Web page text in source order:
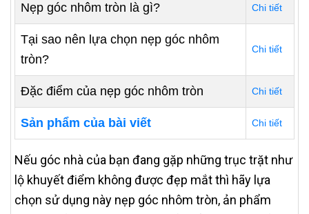
Nẹp góc nhôm tròn là gì? Chi tiết
Tại sao nên lựa chọn nẹp góc nhôm
tròn?
Chi tiết
Đặc điểm của nẹp góc nhôm tròn Chi tiết
Sản phẩm của bài viết Chi tiết
Nếu góc nhà của bạn đang gặp những trục trặt như
lộ khuyết điểm không được đẹp mắt thì hãy lựa
chọn sử dụng này nẹp góc nhôm tròn, ản phẩm